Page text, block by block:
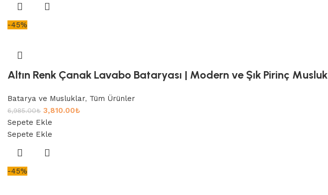
-45%
Altın Renk Çanak Lavabo Bataryası | Modern ve Şık Pirinç Musluk
Batarya ve Musluklar, Tüm Ürünler
6,985.00₺ 3,810.00₺
Sepete Ekle
Sepete Ekle
-45%